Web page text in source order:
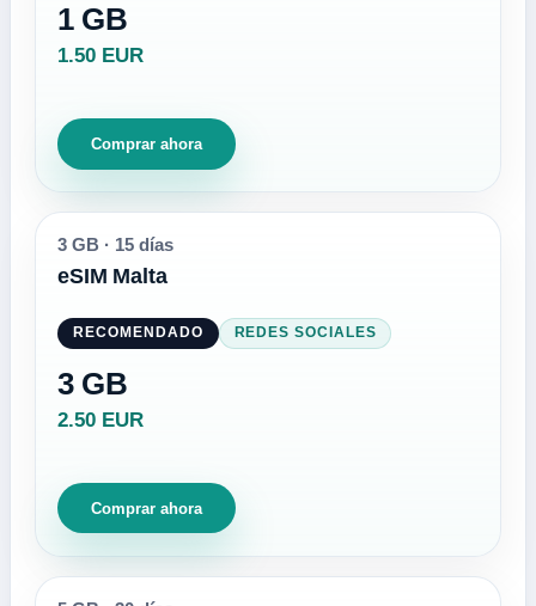
1 GB
1.50 EUR
Comprar ahora
3 GB · 15 días
eSIM Malta
RECOMENDADO REDES SOCIALES
3 GB
2.50 EUR
Comprar ahora